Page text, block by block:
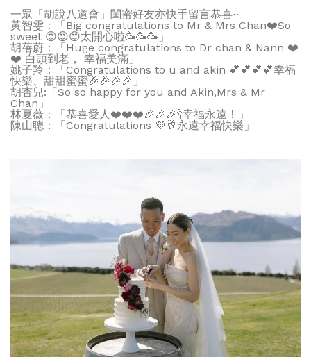
一眾「胡說八道會」閨蜜好友亦快手留言恭喜~
黃智雯：「Big congratulations to Mr & Mrs Chan❤️So
sweet 😍😍😍太開心啦🥳🥳🥳」
胡蓓蔚：「Huge congratulations to Dr chan & Nann ❤️
❤️ 白頭到老， 幸福美滿」
姚子羚：「Congratulations to u and akin 💕💕💕💕幸福
快樂、甜甜蜜蜜🎉🎉🎉🎉」
胡杏兒:「So so happy for you and Akin,Mrs & Mr
Chan」
林夏薇：「恭喜愛人❤️❤️❤️🎉🎉🎉🍾幸福永遠！」
陳山聰：「Congratulations 💜🥂永遠幸福快樂」